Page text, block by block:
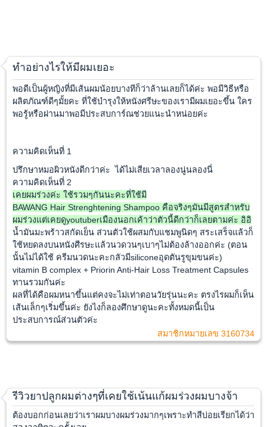
ทำอย่างไรให้มีผมเยอะ
พอดีเป็นผู้หญิงที่มีเส้นผมน้อยบางทีก็ว่าล้านเลยก็ได้ค่ะ พอมีวิธีหรือ
ผลิตภัณฑ์ดีๆมั้ยคะ ที่ใช้บำรุงให้หนังศรีษะของเรามีผมเยอะขึ้น ใคร
พอรู้หรือผ่านมาพอมีประสบการ์ณช่วยแนะนำหน่อยค่ะ
ความคิดเห็นที่ 1
ปรึกษาหมอผิวหนังดีกว่าค่ะ ได้ไม่เสียเวลาลองนู่นลองนี่
ความคิดเห็นที่ 2
เคยผมร่วงค่ะ ใช้รวมๆกันนะคะที่ใช้มี
BAWANG Hair Strenghtening Shampoo คือจริงๆมันมีสูตรสำหรับ
ผมร่วงแต่เคยดูyoutuberเมืองนอกเค้าว่าตัวนี้ดีกว่าก็เลยตามค่ะ อิอิ
น้ำมันมะพร้าวสกัดเย็น ส่วนตัวใช้ผสมกับแชมพูนิดๆ สระเสร็จแล้วก็
ใช้หยดลงบนหนังศีรษะแล้วนวดวนๆเบาๆไม่ต้องล้างออกค่ะ (ตอน
นั้นไม่ได้ใช้ ครีมนวดนะคะกลัวมีsiliconeอุดตันรูขุมขนค่ะ)
vitamin B complex + Priorin Anti-Hair Loss Treatment Capsules
ทานรวมกันค่ะ
ผลที่ได้คือผมหนาขึ้นแต่คงจะไม่เท่าตอนวัยรุ่นนะคะ ตรงไรผมก็เห็น
เส้นเล็กๆเริ่มขึ้นค่ะ ยังไงก็ลองศึกษาดูนะคะทั้งหมดนี้เป็น
ประสบการณ์ส่วนตัวค่ะ
สมาชิกหมายเลข 3160734
รีวิวยาปลูกผมต่างๆที่เคยใช้เน้นแก้ผมร่วงผมบางจ้า
ต้องบอกก่อนเลยว่าเราผมบางผมร่วงมากๆเพราะทำสีบ่อยเรียกได้ว่า